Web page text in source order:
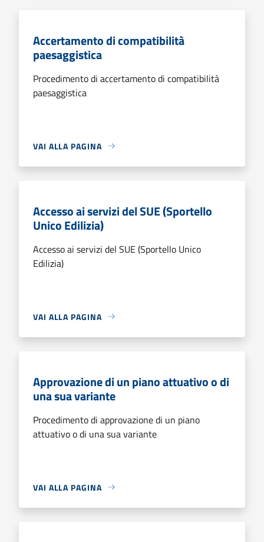
Accertamento di compatibilità
paesaggistica
Procedimento di accertamento di compatibilità
paesaggistica
VAI ALLA PAGINA
Accesso ai servizi del SUE (Sportello
Unico Edilizia)
Accesso ai servizi del SUE (Sportello Unico
Edilizia)
VAI ALLA PAGINA
Approvazione di un piano attuativo o di
una sua variante
Procedimento di approvazione di un piano
attuativo o di una sua variante
VAI ALLA PAGINA